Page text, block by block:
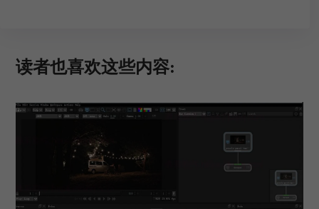
读者也喜欢这些内容: